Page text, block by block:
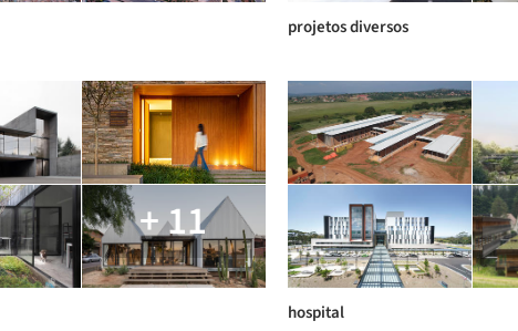
projetos diversos
+ 11
hospital